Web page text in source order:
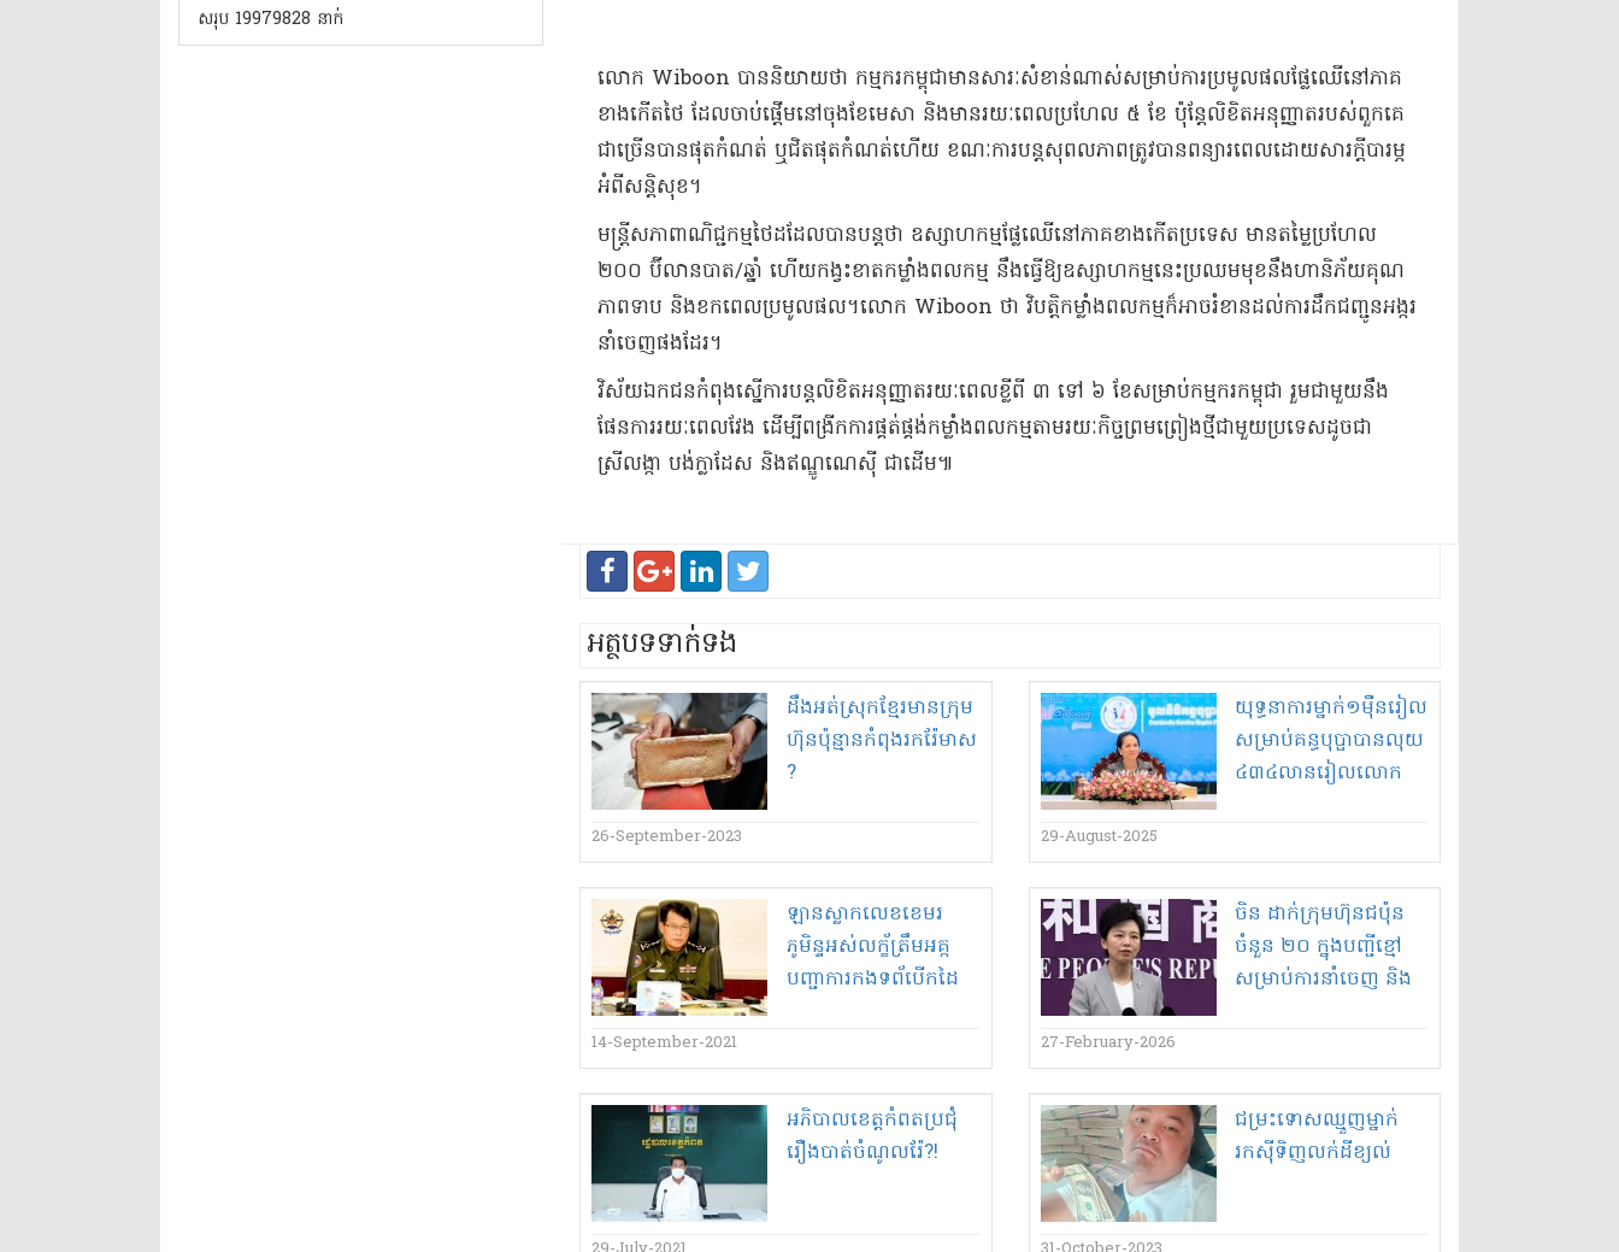
សរុប 19979828 នាក់
លោក Wiboon បាននិយាយថា កម្មករកម្ពុជាមានសារៈសំខាន់ណាស់សម្រាប់ការប្រមូលផលផ្លែឈើនៅភាគ
ខាងកើតថៃ ដែលចាប់ផ្តើមនៅចុងខែមេសា និងមានរយៈពេលប្រហែល ៥ ខែ ប៉ុន្តែលិខិតអនុញ្ញាតរបស់ពួកគេ
ជាច្រើន​បានផុតកំណត់ ឬជិតផុតកំណត់ហើយ ​ខណៈ​ការបន្តសុពលភាពត្រូវបានពន្យារពេលដោយសារក្តីបារម្ភ
អំពីសន្តិសុខ។
​មន្រ្តីសភាពាណិជ្ជកម្មថៃដដែលបានបន្តថា ឧស្សាហកម្មផ្លែឈើនៅភាគខាងកើតប្រទេស មានតម្លៃប្រហែល
២០០ ​ប៊ីលានបាត/ឆ្នាំ ​ហើយ​កង្វះខាតកម្លាំងពលកម្ម នឹងធ្វើឱ្យឧស្សាហកម្មនេះ​ប្រឈមមុខនឹងហានិភ័យ​គុណ
ភាពទាប និង​ខកពេលប្រមូលផល​។លោក Wiboon ថា វិបត្តិកម្លាំងពលកម្មក៏អាចរំខានដល់ការដឹកជញ្ជូនអង្ករ
នាំចេញផងដែរ។
វិស័យឯកជនកំពុងស្នើការបន្តលិខិតអនុញ្ញាតរយៈពេលខ្លីពី ៣ ទៅ ៦ ខែសម្រាប់កម្មករកម្ពុជា រួមជាមួយនឹង
ផែនការរយៈពេលវែង ដើម្បីពង្រីកការផ្គត់ផ្គង់កម្លាំងពលកម្មតាមរយៈកិច្ចព្រមព្រៀងថ្មីជាមួយប្រទេសដូចជា
ស្រីលង្កា បង់ក្លាដែស និងឥណ្ឌូណេស៊ី ជាដើម៕
អត្ថបទទាក់ទង
ដឹង​អត់​ស្រុក​ខ្មែរ​មាន​ក្រុម
ហ៊ុន​ប៉ុន្មានកំពុងរក​រ៉ែ​មាស​
?
26-September-2023
យុទ្ធនាការ​ម្នាក់​១​ម៉ឺន​រៀល​
សម្រាប់​គន្ធបុប្ផា​បាន​លុយ​
៤៣៤​លាន​រៀល​លោក
29-August-2025
ឡាន​ស្លាក​លេខ​ខេមរ
ភូមិន្ទ​អស់​ល​ក្ខ័​ត្រឹម​អ​គ្ក​
បញ្ជាការ​កង​ទ​ព័​បើកដៃ​
14-September-2021
ចិន ដាក់ក្រុមហ៊ុនជប៉ុន
ចំនួន ២០ ក្នុងបញ្ជីខ្មៅ
សម្រាប់ការនាំចេញ និង
27-February-2026
អភិបាល​ខេត្តកំពត​ប្រជុំ​
រឿង​បាត់​ចំណូល​រ៉ែ​?!
ជម្រះ​ទោស​ឈ្មួញ​ម្នាក់​
រកស៊ី​ទិញ​លក់​ដី​ខ្យល់​